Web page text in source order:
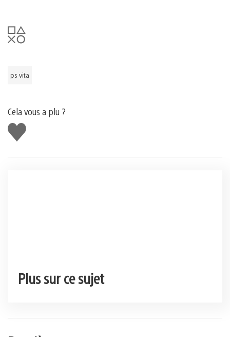
ps vita
Cela vous a plu ?
J'aime
Plus sur ce sujet